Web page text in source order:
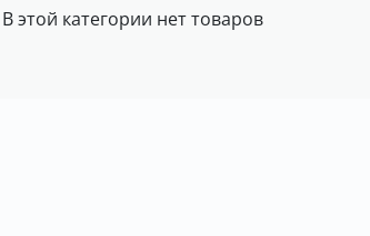
В этой категории нет товаров